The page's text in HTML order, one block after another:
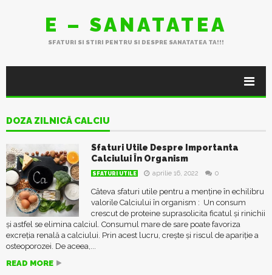
E – SANATATEA
SFATURI SI STIRI PENTRU SI DESPRE SANATATEA TA!!!
DOZA ZILNICĂ CALCIU
Sfaturi Utile Despre Importanta
Calciului În Organism
SFATURI UTILE aprilie 16, 2022 0
Câteva sfaturi utile pentru a menține în echilibru
valorile Calciului în organism : Un consum
crescut de proteine suprasolicita ficatul şi rinichii
și astfel se elimina calciul. Consumul mare de sare poate favoriza
excreţia renală a calciului. Prin acest lucru, creşte şi riscul de apariţie a
osteoporozei. De aceea,...
READ MORE